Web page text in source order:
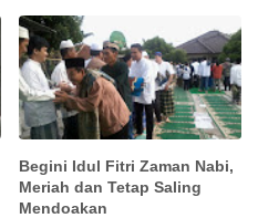
Begini Idul Fitri Zaman Nabi,
Meriah dan Tetap Saling
Mendoakan